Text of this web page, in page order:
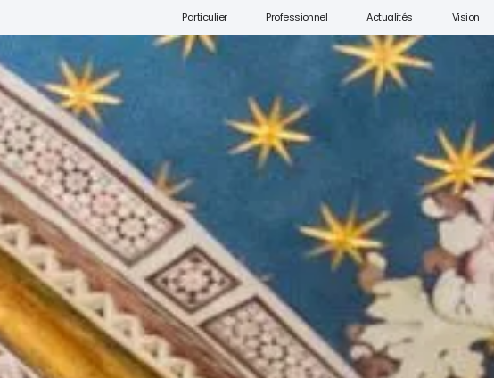
Particulier Professionnel Actualités Vision